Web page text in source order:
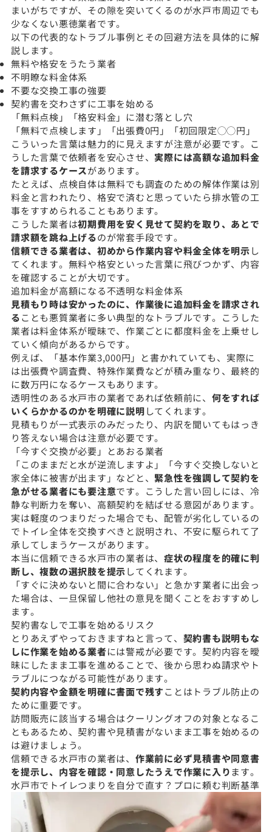
まいがちですが、その隙を突いてくるのが水戸市周辺でも
少なくない悪徳業者です。
以下の代表的なトラブル事例とその回避方法を具体的に解
説します。
無料や格安をうたう業者
不明瞭な料金体系
不要な交換工事の強要
契約書を交わさずに工事を始める
「無料点検」「格安料金」に潜む落とし穴
「無料で点検します」「出張費0円」「初回限定◯◯円」
こういった言葉は魅力的に見えますが注意が必要です。こ
うした言葉で依頼者を安心させ、 実際には高額な追加料金
を請求するケースがあります。
たとえば、点検自体は無料でも調査のための解体作業は別
料金と言われたり、格安で済むと思っていたら排水管の工
事をすすめられることもあります。
こうした業者は初期費用を安く見せて契約を取り、あとで
請求額を跳ね上げるのが常套手段です。
信頼できる業者は、初めから作業内容や料金全体を明示し
てくれます。無料や格安といった言葉に飛びつかず、内容
を確認することが大切です。
追加料金が高額になる不透明な料金体系
見積もり時は安かったのに、作業後に追加料金を請求され
ることも悪質業者に多い典型的なトラブルです。こうした
業者は料金体系が曖昧で、作業ごとに都度料金を上乗せし
ていく傾向があるからです。
例えば、「基本作業3,000円」と書かれていても、実際に
は出張費や調査費、特殊作業費などが積み重なり、最終的
に数万円になるケースもあります。
透明性のある水戸市の業者であれば依頼前に、 何をすれば
いくらかかるのかを明確に説明してくれます。
見積もりが一式表示のみだったり、内訳を聞いてもはっき
り答えない場合は注意が必要です。
「今すぐ交換が必要」とあおる業者
「このままだと水が逆流しますよ」「今すぐ交換しないと
家全体に被害が出ます」などと、 緊急性を強調して契約を
急がせる業者にも要注意です。こうした言い回しには、冷
静な判断力を奪い、高額契約を結ばせる意図があります。
実は軽度のつまりだった場合でも、配管が劣化しているの
でトイレ全体を交換すべきと説明され、不安に駆られて了
承してしまうケースがあります。
本当に信頼できる水戸市の業者は、 症状の程度を的確に判
断し、複数の選択肢を提示してくれます。
「すぐに決めないと間に合わない」と急かす業者に出会っ
た場合は、一旦保留し他社の意見を聞くことをおすすめし
ます。
契約書なしで工事を始めるリスク
とりあえずやっておきますねと言って、 契約書も説明もな
しに作業を始める業者には警戒が必要です。契約内容を曖
昧にしたまま工事を進めることで、後から思わぬ請求やト
ラブルにつながる可能性があります。
契約内容や金額を明確に書面で残すことはトラブル防止の
ために重要です。
訪問販売に該当する場合はクーリングオフの対象となるこ
ともあるため、契約書や見積書がないまま工事を始めるの
は避けましょう。
信頼できる水戸市の業者は、 作業前に必ず見積書や同意書
を提示し、内容を確認・同意したうえで作業に入ります。
水戸市でトイレつまりを自分で直す？プロに頼む判断基準